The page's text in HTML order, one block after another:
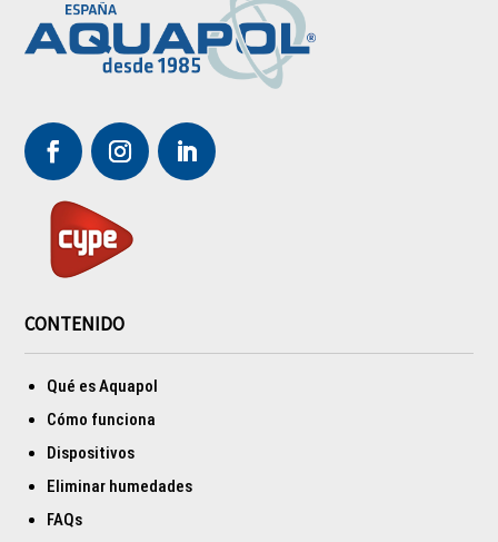
CONTENIDO
Qué es Aquapol
Cómo funciona
Dispositivos
Eliminar humedades
FAQs